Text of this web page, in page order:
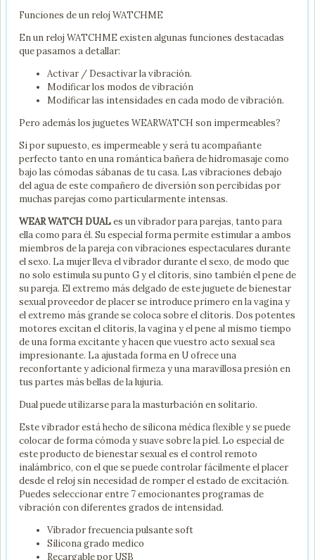
Funciones de un reloj WATCHME
En un reloj WATCHME existen algunas funciones destacadas
que pasamos a detallar:
Activar / Desactivar la vibración.
Modificar los modos de vibración
Modificar las intensidades en cada modo de vibración.
Pero además los juguetes WEARWATCH son impermeables?
Si por supuesto, es impermeable y será tu acompañante
perfecto tanto en una romántica bañera de hidromasaje como
bajo las cómodas sábanas de tu casa. Las vibraciones debajo
del agua de este compañero de diversión son percibidas por
muchas parejas como particularmente intensas.
WEAR WATCH DUALes un vibrador para parejas, tanto para
ella como para él. Su especial forma permite estimular a ambos
miembros de la pareja con vibraciones espectaculares durante
el sexo. La mujer lleva el vibrador durante el sexo, de modo que
no solo estimula su punto G y el clítoris, sino también el pene de
su pareja. El extremo más delgado de este juguete de bienestar
sexual proveedor de placer se introduce primero en la vagina y
el extremo más grande se coloca sobre el clítoris. Dos potentes
motores excitan el clítoris, la vagina y el pene al mismo tiempo
de una forma excitante y hacen que vuestro acto sexual sea
impresionante. La ajustada forma en U ofrece una
reconfortante y adicional firmeza y una maravillosa presión en
tus partes más bellas de la lujuria.
Dual puede utilizarse para la masturbación en solitario.
Este vibrador está hecho de silicona médica flexible y se puede
colocar de forma cómoda y suave sobre la piel. Lo especial de
este producto de bienestar sexual es el control remoto
inalámbrico, con el que se puede controlar fácilmente el placer
desde el reloj sin necesidad de romper el estado de excitación.
Puedes seleccionar entre 7 emocionantes programas de
vibración con diferentes grados de intensidad.
Vibrador frecuencia pulsante soft
Silicona grado medico
Recargable por USB